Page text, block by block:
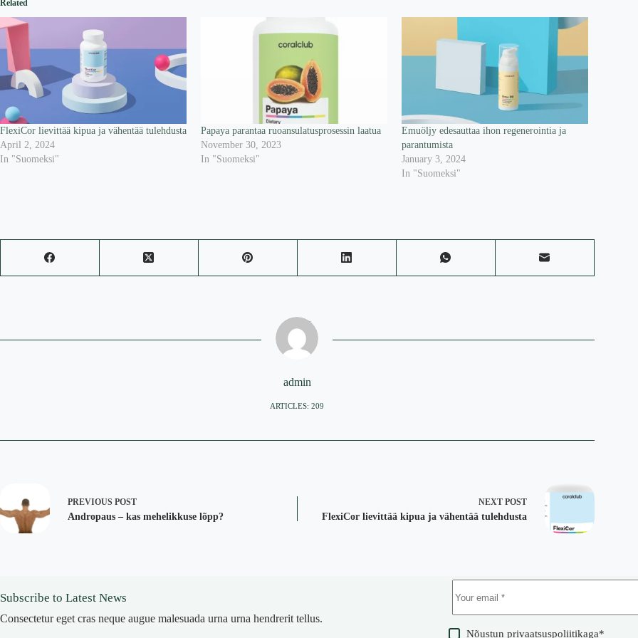
Related
FlexiCor lievittää kipua ja vähentää tulehdusta
April 2, 2024
In "Suomeksi"
Papaya parantaa ruoansulatusprosessin laatua
November 30, 2023
In "Suomeksi"
Emuöljy edesauttaa ihon regenerointia ja
parantumista
January 3, 2024
In "Suomeksi"
admin
ARTICLES: 209
PREVIOUS POST
Andropaus – kas mehelikkuse lõpp?
NEXT POST
FlexiCor lievittää kipua ja vähentää tulehdusta
Subscribe to Latest News
Consectetur eget cras neque augue malesuada urna urna hendrerit tellus.
Nõustunprivaatsuspoliitikaga*